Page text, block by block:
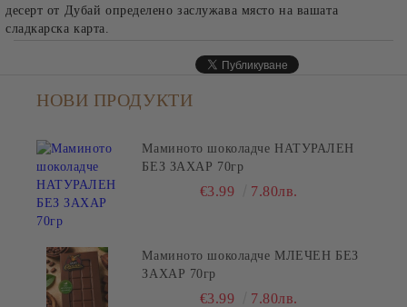
десерт от Дубай определено заслужава място на вашата
сладкарска карта.
НОВИ ПРОДУКТИ
Маминото шоколадче НАТУРАЛЕН
БЕЗ ЗАХАР 70гр
€3.99 7.80лв.
Маминото шоколадче МЛЕЧЕН БЕЗ
ЗАХАР 70гр
€3.99 7.80лв.